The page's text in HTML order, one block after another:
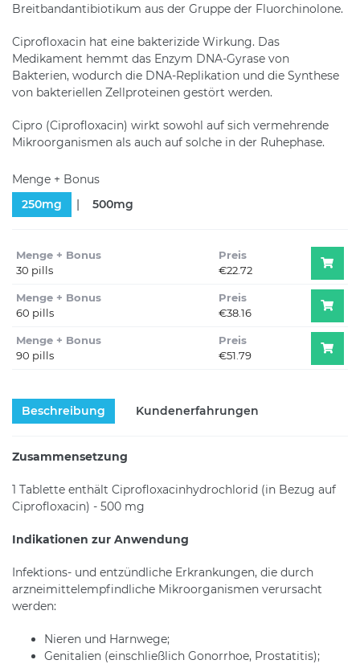
Breitbandantibiotikum aus der Gruppe der Fluorchinolone.
Ciprofloxacin hat eine bakterizide Wirkung. Das
Medikament hemmt das Enzym DNA-Gyrase von
Bakterien, wodurch die DNA-Replikation und die Synthese
von bakteriellen Zellproteinen gestört werden.
Cipro (Ciprofloxacin) wirkt sowohl auf sich vermehrende
Mikroorganismen als auch auf solche in der Ruhephase.
Menge + Bonus
250mg
500mg
Menge + Bonus
30 pills
Preis
€22.72
Menge + Bonus
60 pills
Preis
€38.16
Menge + Bonus
90 pills
Preis
€51.79
Beschreibung Kundenerfahrungen
Zusammensetzung
1 Tablette enthält Ciprofloxacinhydrochlorid (in Bezug auf
Ciprofloxacin) - 500 mg
Indikationen zur Anwendung
Infektions- und entzündliche Erkrankungen, die durch
arzneimittelempfindliche Mikroorganismen verursacht
werden:
Nieren und Harnwege;
Genitalien (einschließlich Gonorrhoe, Prostatitis);